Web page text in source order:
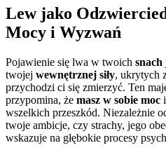
Lew jako
Mocy i Wyzwań
Pojawienie się lwa w twoich snach
twojej wewnętrznej siły, ukrytych
przychodzi ci się zmierzyć. Ten
przypomina, że masz w sobie moc
wszelkich przeszkód. Niezależnie
twoje ambicje, czy strachy, jego
wskazuje na głębokie procesy